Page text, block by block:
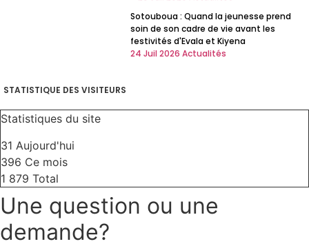
Sotouboua : Quand la jeunesse prend
soin de son cadre de vie avant les
festivités d'Evala et Kiyena
24 Juil 2026 Actualités
STATISTIQUE DES VISITEURS
Statistiques du site
31 Aujourd'hui
396 Ce mois
1 879 Total
Une question ou une
demande?